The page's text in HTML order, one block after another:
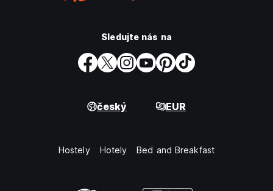
Sledujte nás na
český EUR
Hostely Hotely Bed and Breakfast